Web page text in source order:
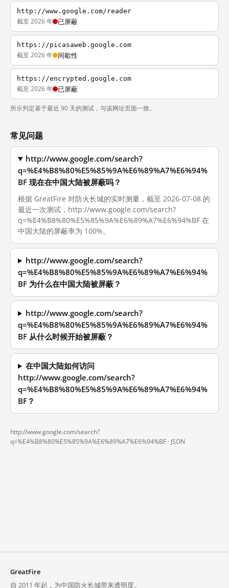
http://www.google.com/reader
截至 2026 年 已屏蔽
https://picasaweb.google.com
截至 2026 年 间歇性
https://encrypted.google.com
截至 2026 年 已屏蔽
所示判定基于最近 90 天的测试，与该网址页面一致。
常见问题
http://www.google.com/search?
q=%E4%B8%80%E5%85%9A%E6%89%A7%E6%94%
BF 现在在中国大陆被屏蔽吗？
根据 GreatFire 对防火长城的实时测量，截至 2026-07-08 的
最近一次测试，http://www.google.com/search?
q=%E4%B8%80%E5%85%9A%E6%89%A7%E6%94%BF 在
中国大陆的屏蔽率为 100%。
http://www.google.com/search?
q=%E4%B8%80%E5%85%9A%E6%89%A7%E6%94%
BF 为什么在中国大陆被屏蔽？
http://www.google.com/search?
q=%E4%B8%80%E5%85%9A%E6%89%A7%E6%94%
BF 从什么时候开始被屏蔽？
在中国大陆如何访问
http://www.google.com/search?
q=%E4%B8%80%E5%85%9A%E6%89%A7%E6%94%
BF？
http://www.google.com/search?
q=%E4%B8%80%E5%85%9A%E6%89%A7%E6%94%BF · JSON
GreatFire
自 2011 年起，为中国防火长城带来透明度。